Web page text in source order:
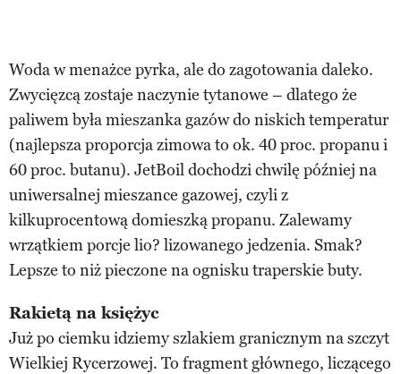
Woda w menażce pyrka, ale do zagotowania daleko.
Zwycięzcą zostaje naczynie tytanowe – dlatego że
paliwem była mieszanka gazów do niskich temperatur
(najlepsza proporcja zimowa to ok. 40 proc. propanu i
60 proc. butanu). JetBoil dochodzi chwilę później na
uniwersalnej mieszance gazowej, czyli z
kilkuprocentową domieszką propanu. Zalewamy
wrzątkiem porcje lio? lizowanego jedzenia. Smak?
Lepsze to niż pieczone na ognisku traperskie buty.
Rakietą na księżyc
Już po ciemku idziemy szlakiem granicznym na szczyt
Wielkiej Rycerzowej. To fragment głównego, liczącego